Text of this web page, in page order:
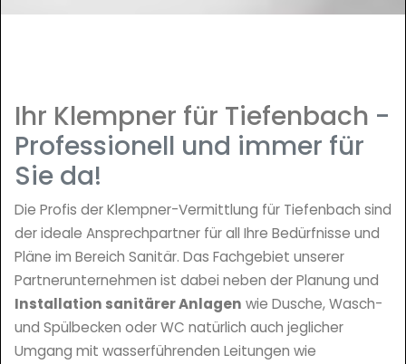
Ihr Klempner für Tiefenbach -
Professionell und immer für
Sie da!
Die Profis der Klempner-Vermittlung für Tiefenbach sind
der ideale Ansprechpartner für all Ihre Bedürfnisse und
Pläne im Bereich Sanitär. Das Fachgebiet unserer
Partnerunternehmen ist dabei neben der Planung und
Installation sanitärer Anlagen wie Dusche, Wasch-
und Spülbecken oder WC natürlich auch jeglicher
Umgang mit wasserführenden Leitungen wie